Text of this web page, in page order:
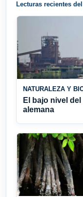
Lecturas recientes
NATURALEZA Y
El bajo nivel
alemana